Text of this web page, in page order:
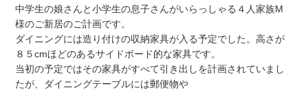
中学生の娘さんと小学生の息子さんがいらっしゃる４人家族M
様のご新居のご計画です。
ダイニングには造り付けの収納家具が入る予定でした。高さが
８５cmほどのあるサイドボード的な家具です。
当初の予定ではその家具がすべて引き出しを計画されていまし
たが、ダイニングテーブルには郵便物や